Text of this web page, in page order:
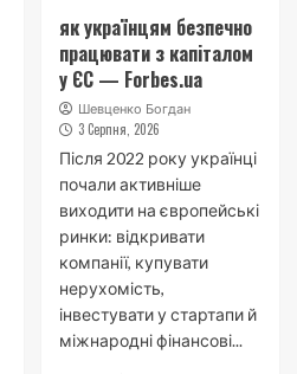
як українцям безпечно
працювати з капіталом
у ЄС — Forbes.ua
Шевценко Богдан
3 Серпня, 2026
Після 2022 року українці
почали активніше
виходити на європейські
ринки: відкривати
компанії, купувати
нерухомість,
інвестувати у стартапи й
міжнародні фінансові...